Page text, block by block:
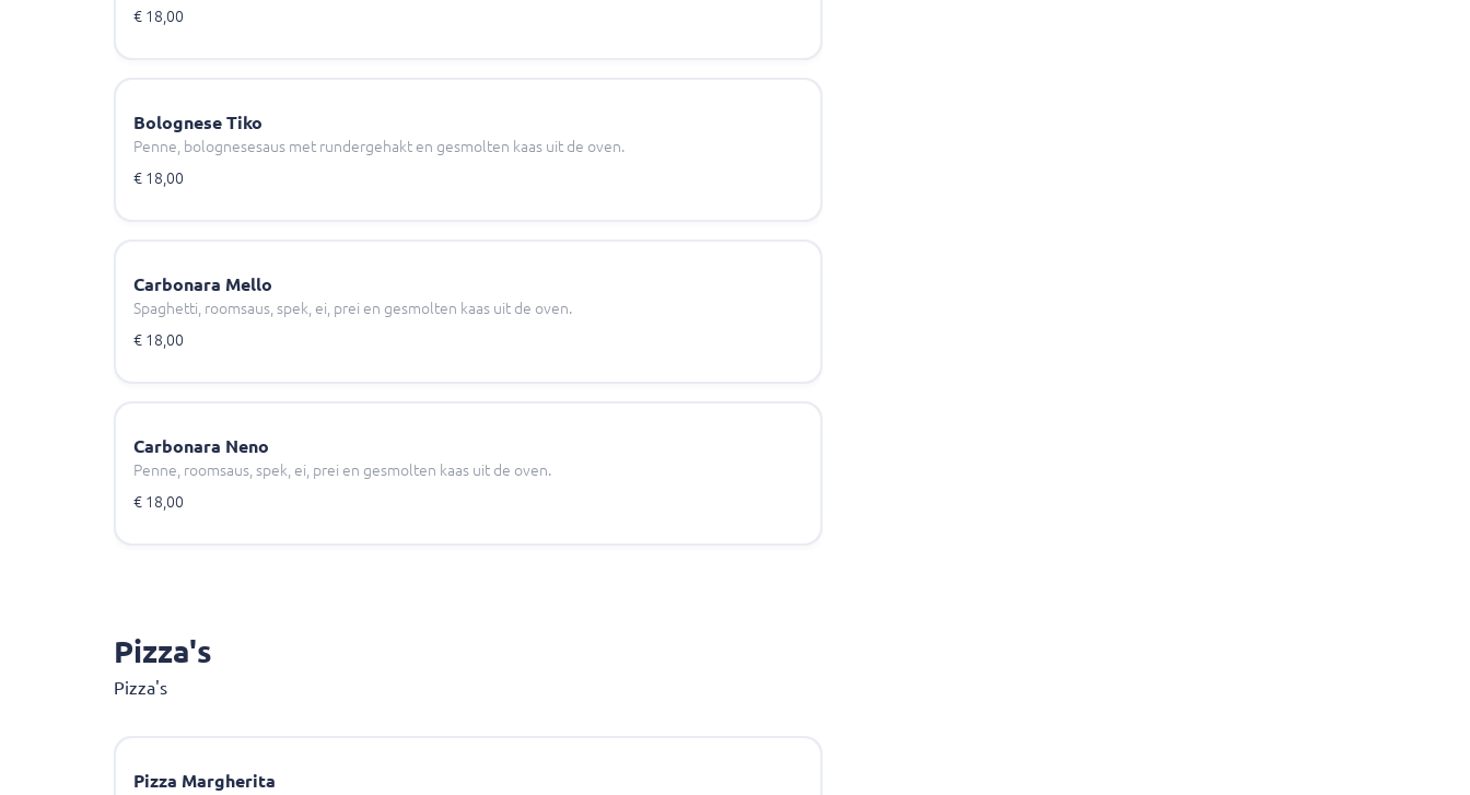
€ 18,00
Bolognese Tiko
Penne, bolognesesaus met rundergehakt en gesmolten kaas uit de oven.
€ 18,00
Carbonara Mello
Spaghetti, roomsaus, spek, ei, prei en gesmolten kaas uit de oven.
€ 18,00
Carbonara Neno
Penne, roomsaus, spek, ei, prei en gesmolten kaas uit de oven.
€ 18,00
Pizza's
Pizza's
Pizza Margherita